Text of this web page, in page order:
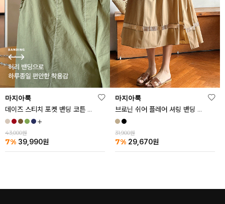
마지아룩
데이즈 스티치 포켓 밴딩 코튼 반바지
43,000원
7% 39,990원
마지아룩
브로닌 쉬어 플레어 셔링 밴딩 스커트
31,900원
7% 29,670원